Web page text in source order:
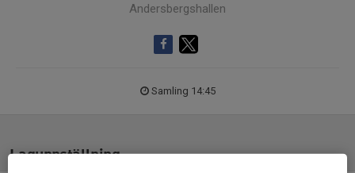
Andersbergshallen
Samling 14:45
Laguppställning